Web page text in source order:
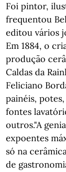
Foi pintor,
frequentou
editou vários
Em 1884, o
produção
Caldas da
Feliciano
painéis,
fontes
outros."A
expoentes
só na
de